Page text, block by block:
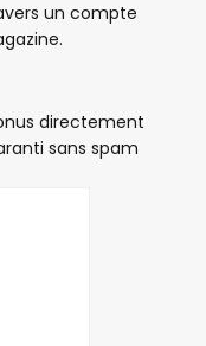
un compte
directement
sans spam